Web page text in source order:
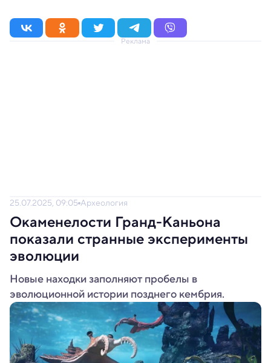
Реклама
25.07.2025, 09:05 Археология
Окаменелости Гранд-Каньона
показали странные эксперименты
эволюции
Новые находки заполняют пробелы в
эволюционной истории позднего кембрия.